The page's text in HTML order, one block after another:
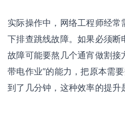
实际操作中，网络工程师经
下排查跳线故障。如果必须断
故障可能要熬几个通宵做割接
带电作业”的能力，把原本需
到了几分钟，这种效率的提升